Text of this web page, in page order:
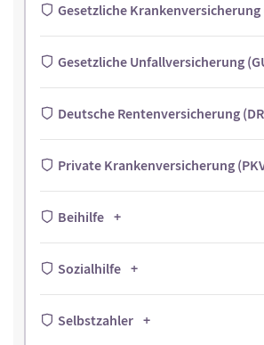
Gesetzliche Krankenversicherung
Gesetzliche Unfallversicherung
Deutsche Rentenversicherung
Private Krankenversicherung
Beihilfe
Sozialhilfe
Selbstzahler